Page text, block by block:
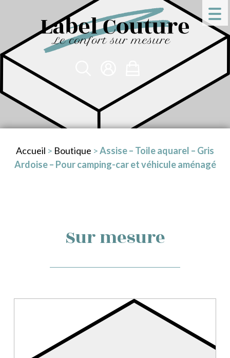
Accueil > Boutique >Assise – Toile aquarel – Gris
Ardoise – Pour camping-car et véhicule aménagé
Sur mesure